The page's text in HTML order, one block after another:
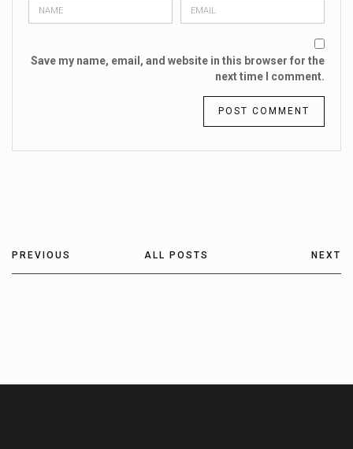
Save my name, email, and website in this browser for the
next time I comment.
PREVIOUS ALL POSTS NEXT